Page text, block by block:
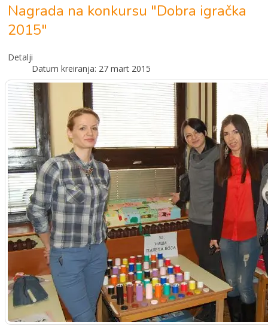
Nagrada na konkursu "Dobra igračka
2015"
Detalji
Datum kreiranja: 27 mart 2015